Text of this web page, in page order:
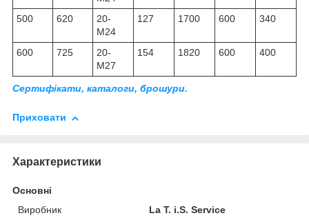
500
620
20-
М24
127 1700 600 340
600 725
20-
М27
154 1820 600 400
Сертифікати, каталоги, брошури.
Приховати
Характеристики
Основні
Виробник
La T. i.S. Service